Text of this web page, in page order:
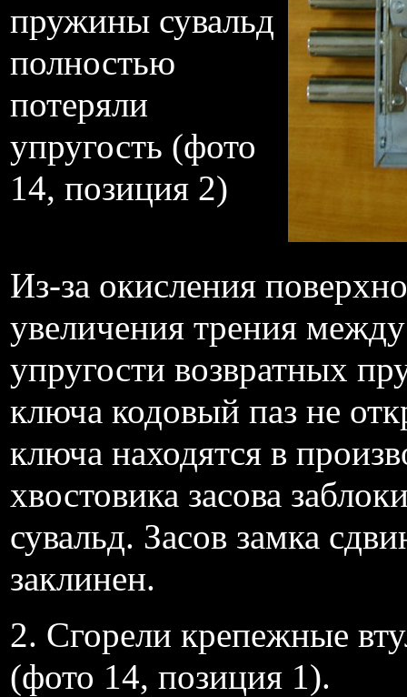
пружины сувальд
полностью
потеряли
упругость (фото
14, позиция 2)
Из-за окисления
увеличения трения
упругости возвратных
ключа кодовый паз не
ключа находятся в
хвостовика засова
сувальд. Засов замка
заклинен.
2. Сгорели крепежные
(фото 14, позиция 1).